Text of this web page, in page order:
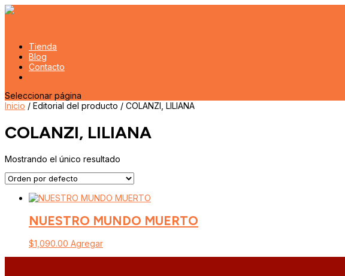
Tienda
Blog
Contacto
Seleccionar página
Inicio / Editorial del producto / COLANZI, LILIANA
COLANZI, LILIANA
Mostrando el único resultado
NUESTRO MUNDO MUERTO
$1,090.00 Agregar